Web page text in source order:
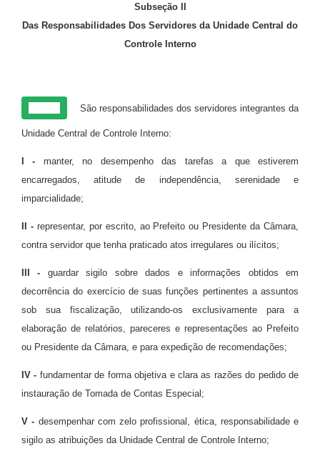
Subseção II
Das Responsabilidades Dos Servidores da Unidade Central do
Controle Interno
São responsabilidades dos servidores integrantes da
Unidade Central de Controle Interno:
I - manter, no desempenho das tarefas a que estiverem
encarregados, atitude de independência, serenidade e
imparcialidade;
II -representar, por escrito, ao Prefeito ou Presidente da Câmara,
contra servidor que tenha praticado atos irregulares ou ilícitos;
III - guardar sigilo sobre dados e informações obtidos em
decorrência do exercício de suas funções pertinentes a assuntos
sob sua fiscalização, utilizando-os exclusivamente para a
elaboração de relatórios, pareceres e representações ao Prefeito
ou Presidente da Câmara, e para expedição de recomendações;
IV - fundamentar de forma objetiva e clara as razões do pedido de
instauração de Tomada de Contas Especial;
V - desempenhar com zelo profissional, ética, responsabilidade e
sigilo as atribuições da Unidade Central de Controle Interno;